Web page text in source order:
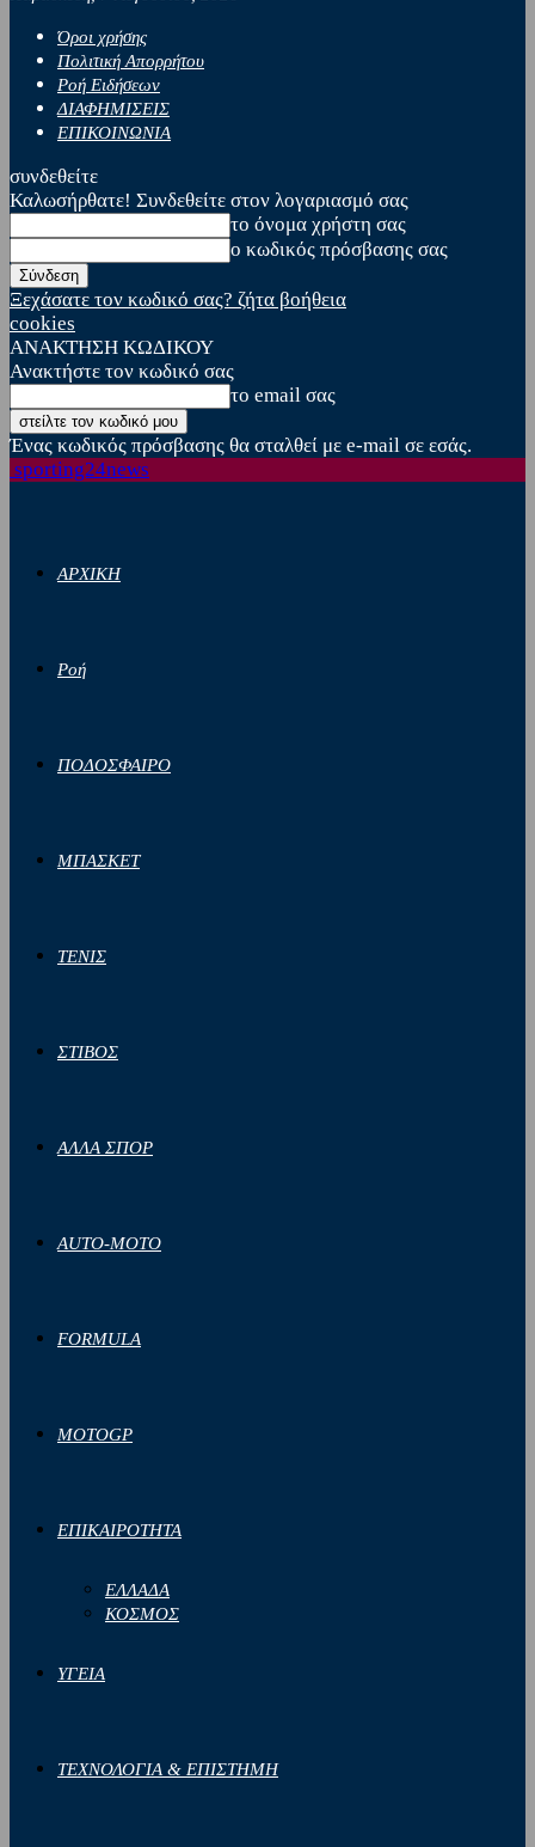
Όροι χρήσης
Πολιτική Απορρήτου
Ροή Ειδήσεων
ΔΙΑΦΗΜΙΣΕΙΣ
ΕΠΙΚΟΙΝΩΝΙΑ
συνδεθείτε
Καλωσήρθατε! Συνδεθείτε στον λογαριασμό σας
το όνομα χρήστη σας
ο κωδικός πρόσβασης σας
Ξεχάσατε τον κωδικό σας? ζήτα βοήθεια
cookies
ΑΝΑΚΤΗΣΗ ΚΩΔΙΚΟΥ
Ανακτήστε τον κωδικό σας
το email σας
Ένας κωδικός πρόσβασης θα σταλθεί με e-mail σε εσάς.
sporting24news
ΑΡΧΙΚΗ
Ροή
ΠΟΔΟΣΦΑΙΡΟ
ΜΠΑΣΚΕΤ
ΤΕΝΙΣ
ΣΤΙΒΟΣ
ΑΛΛΑ ΣΠΟΡ
AUTO-MOTO
FORMULA
MOTOGP
ΕΠΙΚΑΙΡΟΤΗΤΑ
ΕΛΛΑΔΑ
ΚΟΣΜΟΣ
ΥΓΕΙΑ
ΤΕΧΝΟΛΟΓΙΑ & ΕΠΙΣΤΗΜΗ